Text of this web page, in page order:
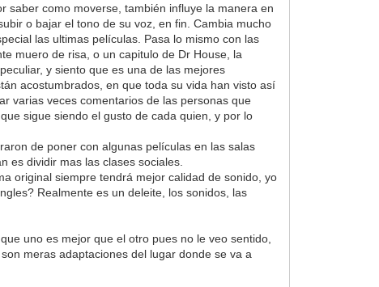
saber como moverse, también influye la manera en
o bajar el tono de su voz, en fin. Cambia mucho
las ultimas películas. Pasa lo mismo con las
muero de risa, o un capitulo de Dr House, la
y siento que es una de las mejores
acostumbrados, en que toda su vida han visto así
varias veces comentarios de las personas que
sigue siendo el gusto de cada quien, y por lo
de poner con algunas películas en las salas
es dividir mas las clases sociales.
original siempre tendrá mejor calidad de sonido, yo
Realmente es un deleite, los sonidos, las
uno es mejor que el otro pues no le veo sentido,
meras adaptaciones del lugar donde se va a